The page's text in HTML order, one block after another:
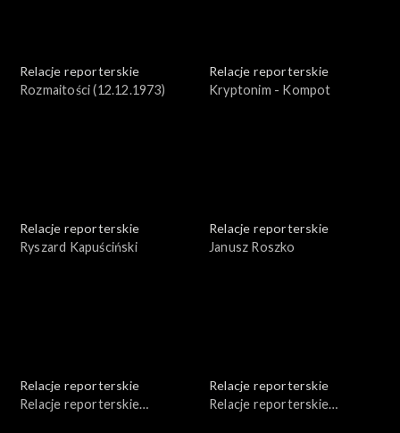
Relacje reporterskie
Rozmaitości (12.12.1973)
Relacje reporterskie
Kryptonim - Kompot
Relacje reporterskie
Ryszard Kapuściński
Relacje reporterskie
Janusz Roszko
Relacje reporterskie
Relacje reporterskie
Relacje reporterskie
Relacje reporterskie